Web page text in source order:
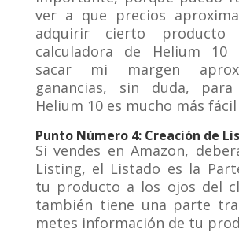
ver a que precios
adquirir cierto
calculadora de Helium 10
sacar mi margen
ganancias, sin duda,
Helium 10 es mucho más
Punto Número 4: Creación de
Si vendes en Amazon,
Listing, el Listado es la
tu producto a los ojos del
también tiene una parte
metes información de tu